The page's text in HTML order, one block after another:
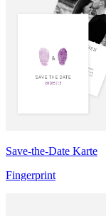
Save-the-Date Karte
Fingerprint